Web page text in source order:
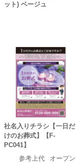
ット) ベージュ
社名入りチラシ【一日だ
けのお葬式】【F-
PC041】
参考上代
オープン